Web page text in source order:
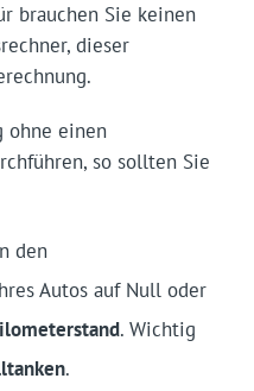
brauchen Sie keinen
dieser
ohne einen
so sollten Sie
den
Autos auf Null oder
. Wichtig
.